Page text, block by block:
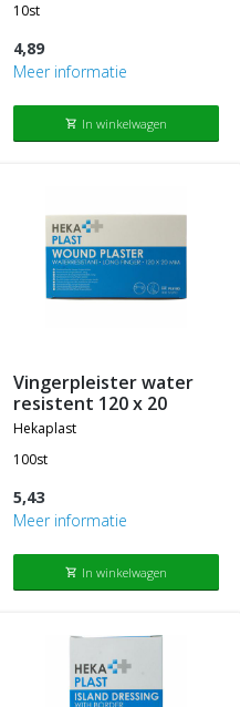
10st
4,89
Meer informatie
shopping_cart In winkelwagen
vingerpleister water
resistent 120 x 20
hekaplast
100st
5,43
Meer informatie
shopping_cart In winkelwagen